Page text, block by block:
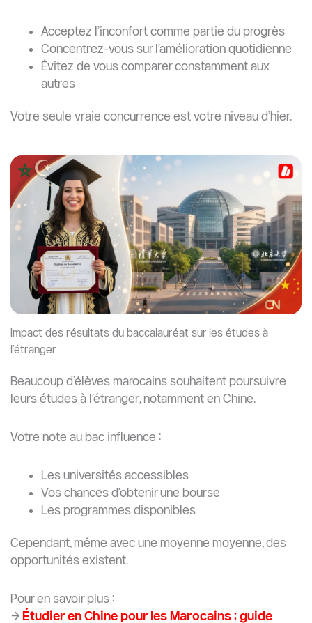
Acceptez l’inconfort comme partie du progrès
Concentrez-vous sur l’amélioration quotidienne
Évitez de vous comparer constamment aux
autres
Votre seule vraie concurrence est votre niveau d’hier.
Impact des résultats du baccalauréat sur les études à
l’étranger
Beaucoup d’élèves marocains souhaitent poursuivre
leurs études à l’étranger, notamment en Chine.
Votre note au bac influence :
Les universités accessibles
Vos chances d’obtenir une bourse
Les programmes disponibles
Cependant, même avec une moyenne moyenne, des
opportunités existent.
Pour en savoir plus :
→ Étudier en Chine pour les Marocains : guide